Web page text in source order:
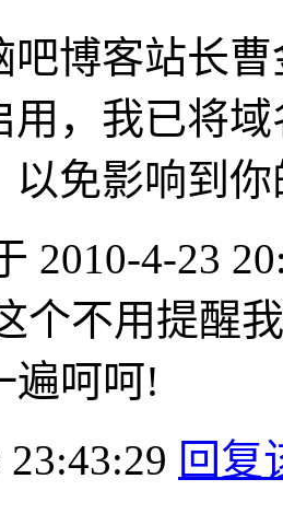
吧博客站长曹
用，我已将
以免影响到
2010-4-23
个不用提醒
遍呵呵!
回复